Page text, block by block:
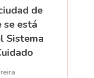
de
se está
Sistema